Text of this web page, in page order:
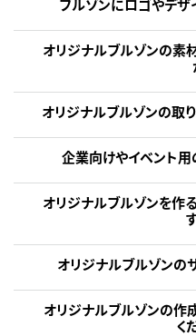
ブルゾンにロゴやデザ
オリジナルブルゾンの素
オリジナルブルゾンの取
企業向けやイベント
オリジナルブルゾンを作
オリジナルブルゾンの
オリジナルブルゾンの作
く